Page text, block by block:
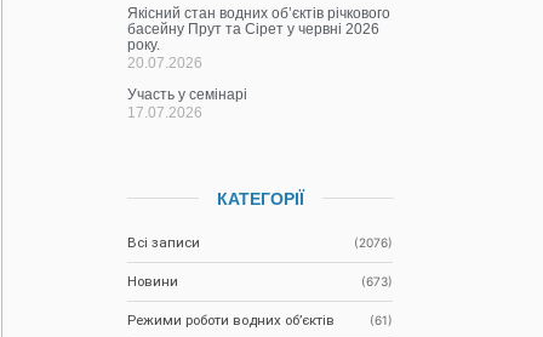
Якісний стан водних об’єктів річкового
басейну Прут та Сірет у червні 2026
року.
20.07.2026
Участь у семінарі
17.07.2026
КАТЕГОРІЇ
Всі записи (2076)
Новини (673)
Режими роботи водних об’єктів (61)